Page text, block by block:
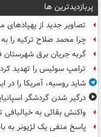
پربازدیدترین ها
تصاویر جدید از
چرا محمد صلاح ترکیه را
گربه جریان برق شهرستان
ترامپ سوئیس را تهدید کرد
شاید روسیه، آمریکا را در
درگیر شدن گردشگر
واکنش بقائی به خیالبافی
پاسخ منفی یک لژیونر به